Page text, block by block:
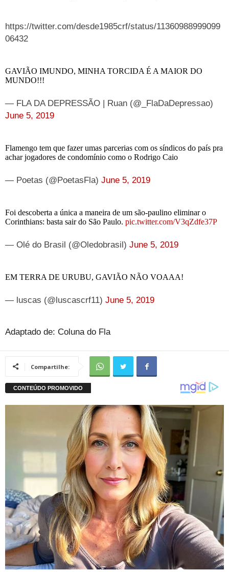
https://twitter.com/desde1985crf/status/11360988999099
06432
GAVIÃO IMUNDO, MINHA TORCIDA É A MAIOR DO
MUNDO!!!
— FLA DA DEPRESSÃO | Ruan (@_FlaDaDepressao)
June 5, 2019
Flamengo tem que fazer umas parcerias com os síndicos do país pra
achar jogadores de condomínio como o Rodrigo Caio
— Poetas (@PoetasFla) June 5, 2019
Foi descoberta a única a maneira de um são-paulino eliminar o
Corinthians: basta sair do São Paulo. pic.twitter.com/V3qZdfe37P
— Olé do Brasil (@Oledobrasil) June 5, 2019
EM TERRA DE URUBU, GAVIÃO NÃO VOAAA!
— luscas (@luscascrf11) June 5, 2019
Adaptado de: Coluna do Fla
Compartilhe: